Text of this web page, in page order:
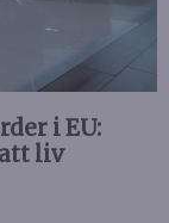
i EU:
liv